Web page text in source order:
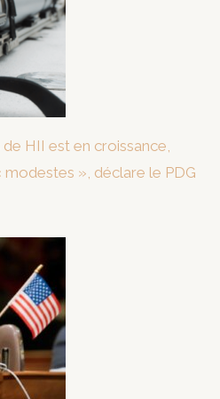
de HII est en croissance,
modestes », déclare le PDG